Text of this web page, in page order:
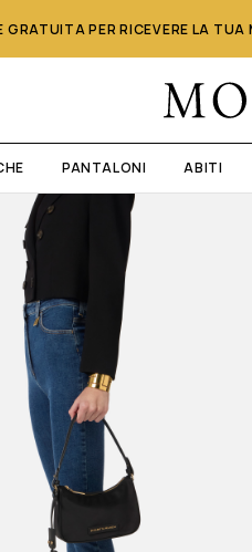
PER RICEVERE LA
PANTALONI ABITI